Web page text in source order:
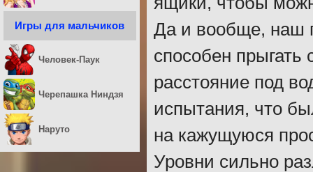
Да и вообще, наш
способен
расстояние под
испытания, что
на кажущуюся
Уровни сильно
Игры для мальчиков
Человек-Паук
Черепашка Ниндзя
Наруто